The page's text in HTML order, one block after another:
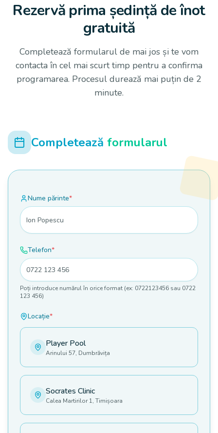
Rezervă prima ședință de înot
gratuită
Completează formularul de mai jos și te vom
contacta în cel mai scurt timp pentru a confirma
programarea. Procesul durează mai puțin de 2
minute.
Completează formularul
Nume părinte*
Telefon*
Poți introduce numărul în orice format (ex: 0722123456 sau 0722
123 456)
Locație*
Player Pool
Arinului 57, Dumbrăvița
Socrates Clinic
Calea Martirilor 1, Timișoara